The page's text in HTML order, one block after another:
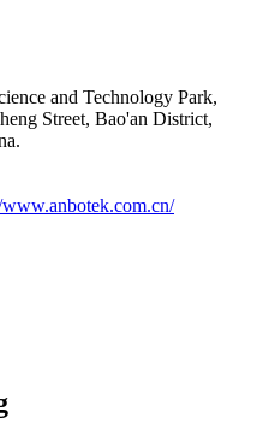
and Technology Park,
Street, Bao'an District,